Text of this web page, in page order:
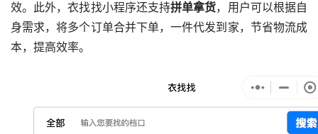
效。此外，衣找找小程序还支持拼单拿货，用户可以根据自
身需求，将多个订单合并下单，一件代发到家，节省物流成
本，提高效率。